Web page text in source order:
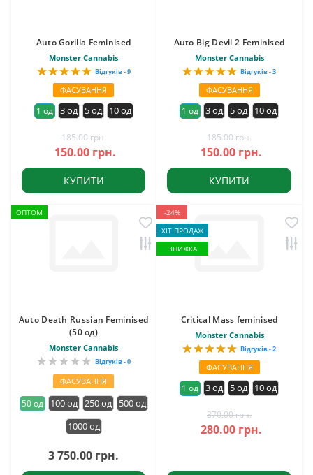
Auto Gorilla Feminised
Monster Cannabis
Відгуків - 9
ФАСУВАННЯ
1 од 3 од 5 од 10 од
185.00 грн.
150.00 грн.
КУПИТИ
Auto Big Devil 2 Feminised
Monster Cannabis
Відгуків - 3
ФАСУВАННЯ
1 од 3 од 5 од 10 од
185.00 грн.
150.00 грн.
КУПИТИ
ОПТОМ
Auto Death Russian Feminised
(50 од)
Monster Cannabis
Відгуків - 0
ФАСУВАННЯ
50 од 100 од 250 од
500 од
1000 од
3 750.00 грн.
-24%
ХІТ ПРОДАЖ
ЗНИЖКА
Critical Mass feminised
Monster Cannabis
Відгуків - 2
ФАСУВАННЯ
1 од 3 од 5 од 10 од
370.00 грн.
280.00 грн.